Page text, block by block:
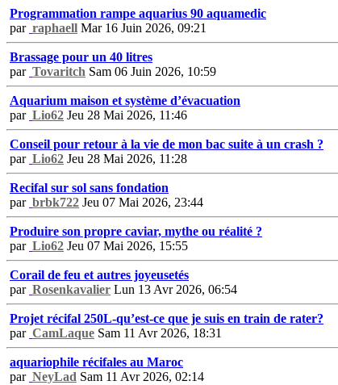
Programmation rampe aquarius 90 aquamedic
par raphaell Mar 16 Juin 2026, 09:21
Brassage pour un 40 litres
par Tovaritch Sam 06 Juin 2026, 10:59
Aquarium maison et système d’évacuation
par Lio62 Jeu 28 Mai 2026, 11:46
Conseil pour retour à la vie de mon bac suite à un crash ?
par Lio62 Jeu 28 Mai 2026, 11:28
Recifal sur sol sans fondation
par brbk722 Jeu 07 Mai 2026, 23:44
Produire son propre caviar, mythe ou réalité ?
par Lio62 Jeu 07 Mai 2026, 15:55
Corail de feu et autres joyeusetés
par Rosenkavalier Lun 13 Avr 2026, 06:54
Projet récifal 250L-qu’est-ce que je suis en train de rater?
par CamLaque Sam 11 Avr 2026, 18:31
aquariophile récifales au Maroc
par NeyLad Sam 11 Avr 2026, 02:14